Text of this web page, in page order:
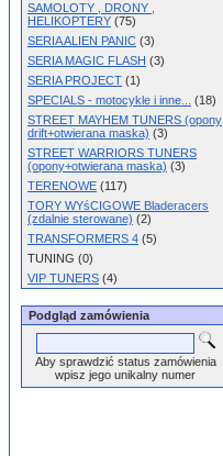
SAMOLOTY , DRONY ,
HELIKOPTERY (75)
SERIA ALIEN PANIC (3)
SERIA MAGIC FLASH (3)
SERIA PROJECT (1)
SPECIALS - motocykle i inne...
(18)
STREET MAYHEM TUNERS (opony
drift+otwierana maska) (3)
STREET WARRIORS TUNERS
(opony+otwierana maska) (3)
TERENOWE (117)
TORY WYśCIGOWE Bladeracers
(zdalnie sterowane) (2)
TRANSFORMERS 4 (5)
TUNING (0)
VIP TUNERS (4)
Podgląd zamówienia
Aby sprawdzić status zamówienia
wpisz jego unikalny numer